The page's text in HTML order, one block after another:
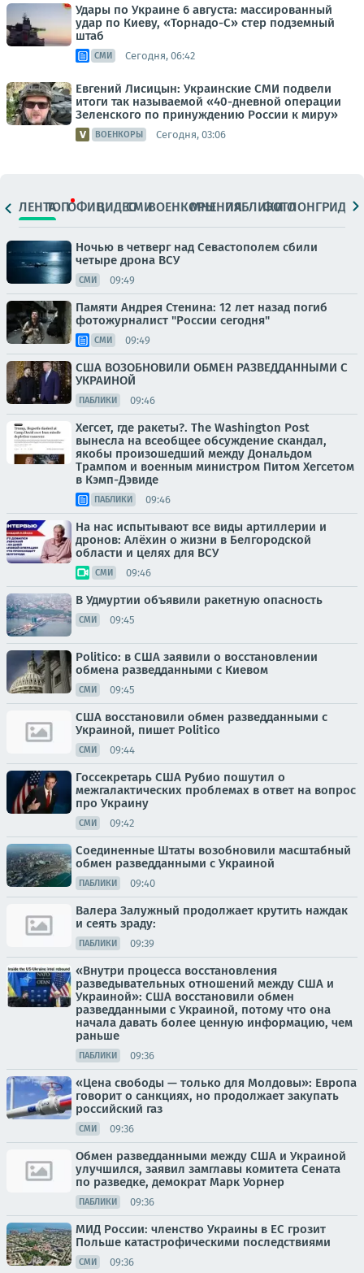
Удары по Украине 6 августа: массированный
удар по Киеву, «Торнадо-С» стер подземный
штаб
СМИ Сегодня, 06:42
Евгений Лисицын: Украинские СМИ подвели
итоги так называемой «40-дневной операции
Зеленского по принуждению России к миру»
ВОЕНКОРЫ Сегодня, 03:06
ЛЕНТАТОПОФИЦ.ВИДЕОСМИВОЕНКОРЫМНЕНИЯПАБЛИКИ
ФОТОЛОНГРИДЫ
Ночью в четверг над Севастополем сбили
четыре дрона ВСУ
СМИ 09:49
Памяти Андрея Стенина: 12 лет назад погиб
фотожурналист "России сегодня"
СМИ 09:49
США ВОЗОБНОВИЛИ ОБМЕН РАЗВЕДДАННЫМИ С
УКРАИНОЙ
ПАБЛИКИ 09:46
Хегсет, где ракеты?. The Washington Post
вынесла на всеобщее обсуждение скандал,
якобы произошедший между Дональдом
Трампом и военным министром Питом Хегсетом
в Кэмп-Дэвиде
ПАБЛИКИ 09:46
На нас испытывают все виды артиллерии и
дронов: Алёхин о жизни в Белгородской
области и целях для ВСУ
СМИ 09:46
В Удмуртии объявили ракетную опасность
СМИ 09:45
Politico: в США заявили о восстановлении
обмена разведданными с Киевом
СМИ 09:45
США восстановили обмен разведданными с
Украиной, пишет Politico
СМИ 09:44
Госсекретарь США Рубио пошутил о
межгалактических проблемах в ответ на вопрос
про Украину
СМИ 09:42
Соединенные Штаты возобновили масштабный
обмен разведданными с Украиной
ПАБЛИКИ 09:40
Валера Залужный продолжает крутить наждак
и сеять зраду:
ПАБЛИКИ 09:39
«Внутри процесса восстановления
разведывательных отношений между США и
Украиной»: США восстановили обмен
разведданными с Украиной, потому что она
начала давать более ценную информацию, чем
раньше
ПАБЛИКИ 09:36
«Цена свободы — только для Молдовы»: Европа
говорит о санкциях, но продолжает закупать
российский газ
СМИ 09:36
Обмен разведданными между США и Украиной
улучшился, заявил замглавы комитета Сената
по разведке, демократ Марк Уорнер
ПАБЛИКИ 09:36
МИД России: членство Украины в ЕС грозит
Польше катастрофическими последствиями
СМИ 09:36